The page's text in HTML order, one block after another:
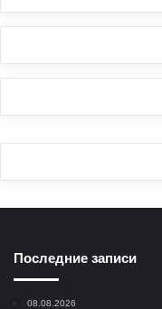
Последние записи
08.08.2026